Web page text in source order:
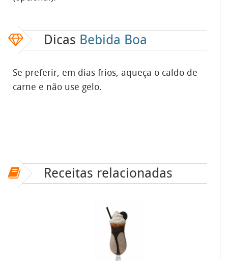
Dicas Bebida Boa
Se preferir, em dias frios, aqueça o caldo de
carne e não use gelo.
Receitas relacionadas